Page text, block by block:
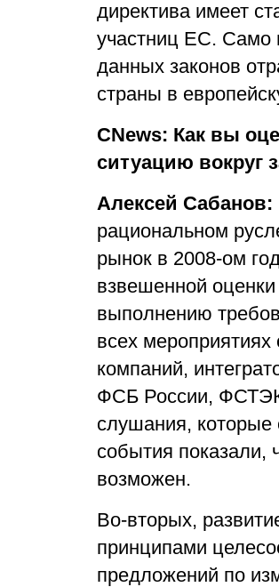
директива имеет
участниц ЕС. Само
данных законов
страны в
CNews: Как вы
ситуацию вокруг
Алексей Сабанов:
рациональном
рынок в 2008-ом
взвешенной
выполнению
всех
компаний,
ФСБ России, ФСТЭК
слушания, которые
события показали,
возможен.
Во-вторых,
принципами
предложений по